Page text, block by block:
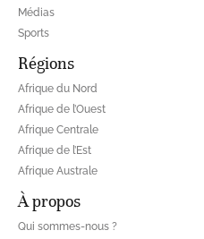
Médias
Sports
Régions
Afrique du Nord
Afrique de l’Ouest
Afrique Centrale
Afrique de l’Est
Afrique Australe
À propos
Qui sommes-nous ?